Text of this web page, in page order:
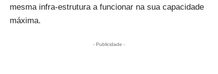
mesma infra-estrutura a funcionar na sua capacidade
máxima.
- Publicidade -